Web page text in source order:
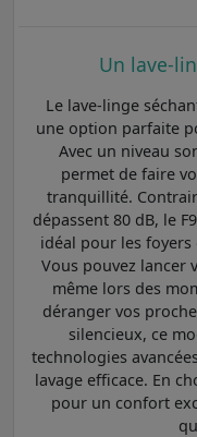
Un lave-
Le lave-linge
une option parfaite
Avec un niveau
permet de faire
tranquillité.
dépassent 80 dB, le
idéal pour les
Vous pouvez lancer
même lors des
déranger vos
silencieux, ce
technologies
lavage efficace. En
pour un confort